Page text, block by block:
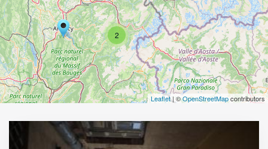
2
Leaflet| ©OpenStreetMapcontributors